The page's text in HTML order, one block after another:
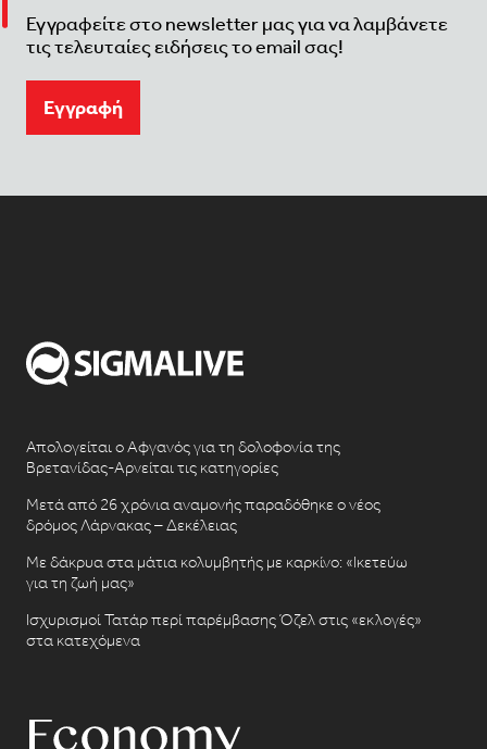
Εγγραφείτε στο newsletter μας για να λαμβάνετε
τις τελευταίες ειδήσεις το email σας!
Eγγραφή
Απολογείται ο Αφγανός για τη δολοφονία της
Βρετανίδας-Αρνείται τις κατηγορίες
Μετά από 26 χρόνια αναμονής παραδόθηκε ο νέος
δρόμος Λάρνακας – Δεκέλειας
Με δάκρυα στα μάτια κολυμβητής με καρκίνο: «Ικετεύω
για τη ζωή μας»
Ισχυρισμοί Τατάρ περί παρέμβασης Όζελ στις «εκλογές»
στα κατεχόμενα